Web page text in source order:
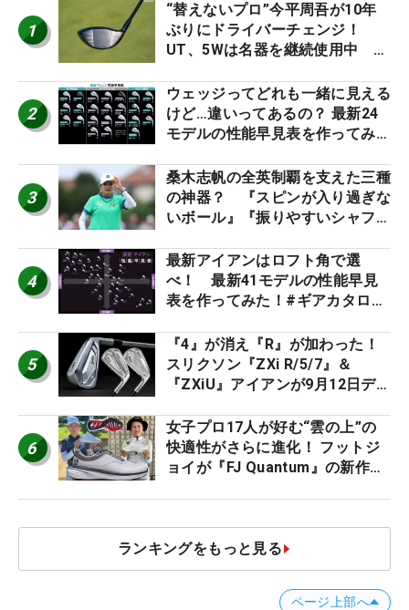
1
“替えないプロ”今平周吾が10年
ぶりにドライバーチェンジ！
UT、5Wは名器を継続使用中 #
2
ウェッジってどれも一緒に見える
けど…違いってあるの？ 最新24
モデルの性能早見表を作ってみ
3
桑木志帆の全英制覇を支えた三種
の神器？ 『スピンが入り過ぎな
いボール』『振りやすいシャフ
ー』 #女子プロセッティング
4
最新アイアンはロフト角で選
べ！ 最新41モデルの性能早見
表を作ってみた！#ギアカタログ
5
『4』が消え『R』が加わった！
スリクソン『ZXi R/5/7』＆
『ZXiU』アイアンが9月12日デ
6
女子プロ17人が好む“雲の上”の
快適性がさらに進化！ フットジ
ョイが『FJ Quantum』の新作を
ランキングをもっと見る
ページ上部へ